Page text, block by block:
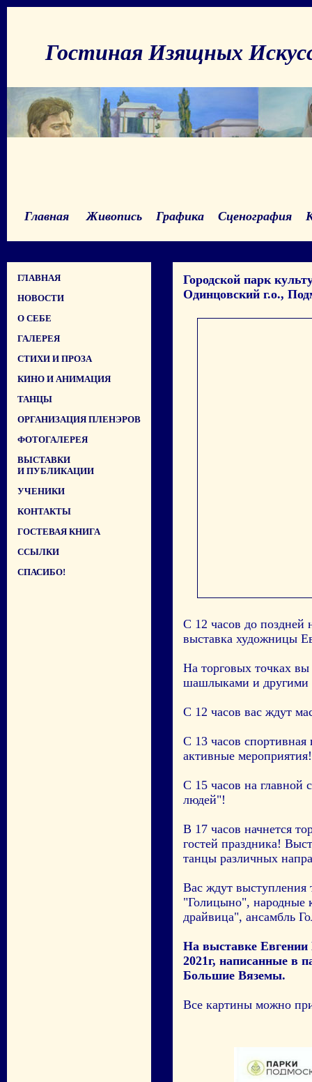
Гостиная Изящных
Главная Живопись Графика Сценография
ГЛАВНАЯ
НОВОСТИ
О СЕБЕ
ГАЛЕРЕЯ
СТИХИ И ПРОЗА
КИНО И АНИМАЦИЯ
ТАНЦЫ
ОРГАНИЗАЦИЯ ПЛЕНЭРОВ
ФОТОГАЛЕРЕЯ
ВЫСТАВКИ
И ПУБЛИКАЦИИ
УЧЕНИКИ
КОНТАКТЫ
ГОСТЕВАЯ КНИГА
ССЫЛКИ
СПАСИБО!
Городской парк
Одинцовский г.о.,
С 12 часов до поздней
выставка художницы
На торговых точках
шашлыками и другими
С 12 часов вас ждут
С 13 часов
активные мероприятия!
С 15 часов на главной
людей"!
В 17 часов начнется
гостей праздника!
танцы различных
Вас ждут выступления
"Голицыно", народные
драйвица", ансамбль
На выставке Евгении
2021г, написанные в
Большие Вяземы.
Все картины можно